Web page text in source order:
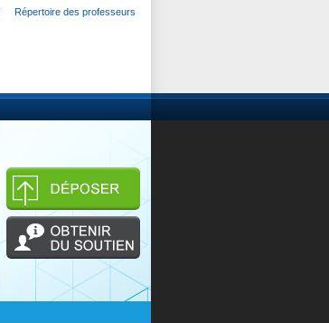
Répertoire des professeurs